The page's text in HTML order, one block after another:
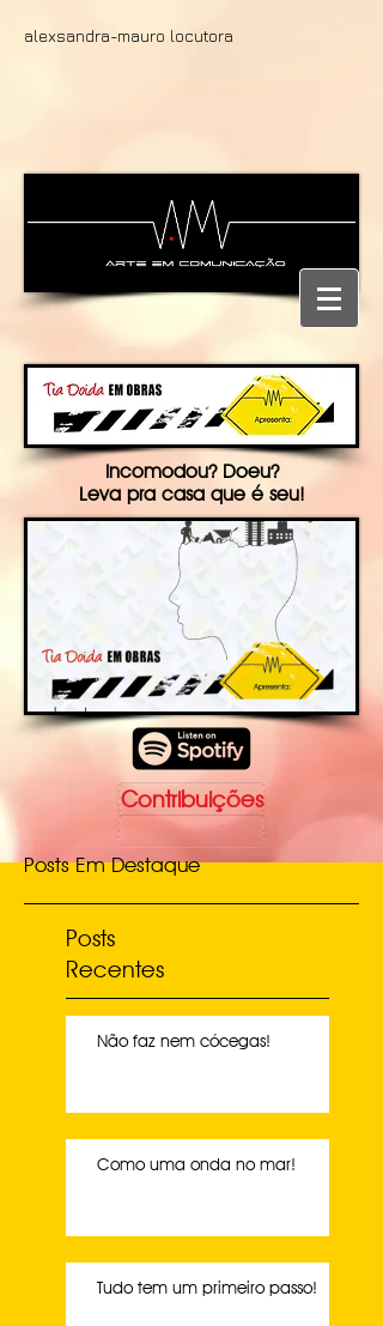
alexsandra-mauro locutora
Incomodou? Doeu?
Leva pra casa que é seu!
Contribuições
Posts Em Destaque
Posts
Recentes
Não faz nem cócegas!
Como uma onda no mar!
Tudo tem um primeiro passo!